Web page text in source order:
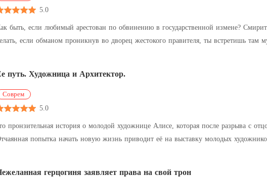
5.0
быть, если любимый арестован по обвинению в государственной измене?
если обманом проникнув во дворец жестокого правителя, ты встретишь
путь. Художница и Архитектор.
Соврем
5.0
пронзительная история о молодой художнице Алисе, которая после разрыва с
попытка начать новую жизнь приводит её на выставку молодых
герцогиня заявляет права на свой трон